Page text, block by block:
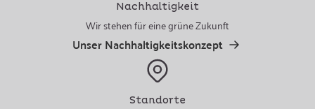
Nachhaltigkeit
Wir stehen für eine grüne Zukunft
Unser Nachhaltigkeitskonzept
Standorte